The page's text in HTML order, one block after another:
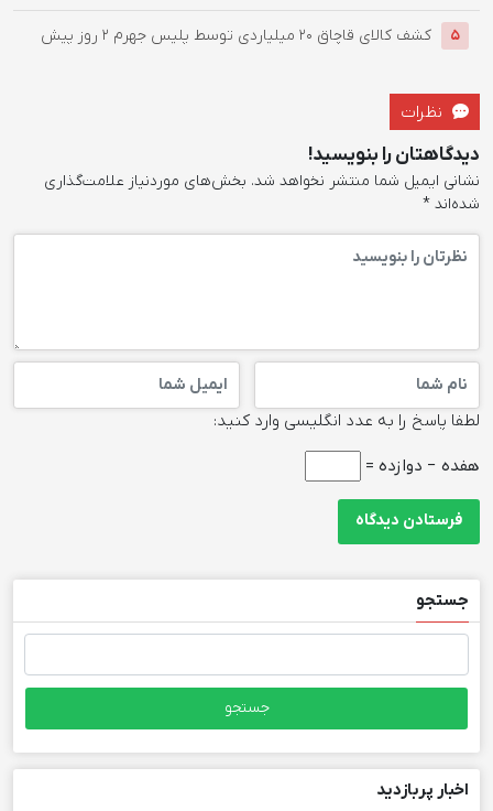
5 کشف کالای قاچاق 20 میلیاردی توسط پلیس جهرم 2 روز پیش
نظرات
دیدگاهتان را بنویسید!
نشانی ایمیل شما منتشر نخواهد شد. بخش‌های موردنیاز علامت‌گذاری
شده‌اند *
لطفا پاسخ را به عدد انگلیسی وارد کنید:
هفده − دوازده =
جستجو
جستجو
اخبار پربازدید